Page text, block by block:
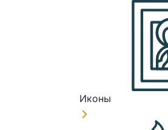
Иконы